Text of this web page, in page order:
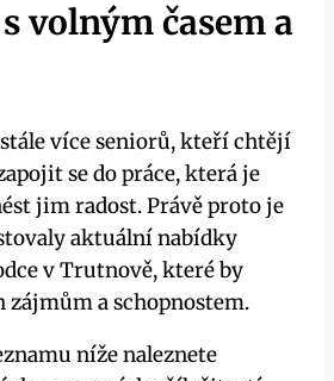
volným časem a
stále více seniorů, kteří chtějí
se do práce, která je
jim radost. Právě proto je
aktuální nabídky
v Trutnově, které by
a schopnostem.
níže naleznete